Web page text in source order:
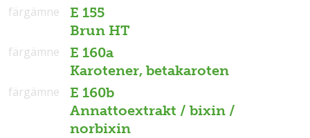
E 155
Brun HT
färgämne
E 160a
Karotener, betakaroten
färgämne
E 160b
Annattoextrakt / bixin /
norbixin
färgämne